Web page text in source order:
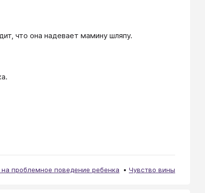
что она надевает мамину шляпу.
на проблемное поведение ребенка Чувство вины